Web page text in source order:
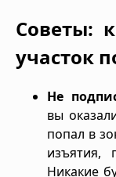
Советы:
участок
Не
вы
попал в
изъятия,
Никакие